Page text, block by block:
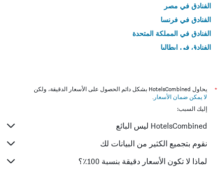
الفنادق في مصر
الفنادق في فرنسا
الفنادق في المملكة المتحدة
الفنادق في إيطاليا
*
يحاول HotelsCombined بشكل دائم الحصول على الأسعار الدقيقة، ولكن
لا يمكن ضمان الأسعار .
إليك السبب:
HotelsCombined ليس البائع
نقوم بتجميع الكثير من البيانات لك
لماذا لا تكون الأسعار دقيقة بنسبة 100٪؟